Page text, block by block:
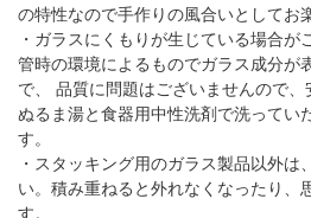
の特性なので手作りの風合いとしてお
・ガラスにくもりが生じている場合が
管時の環境によるものでガラス成分が
で、 品質に問題はございませんので、
ぬるま湯と食器用中性洗剤で洗ってい
す。
・スタッキング用のガラス製品以外は
い。積み重ねると外れなくなったり、
す。